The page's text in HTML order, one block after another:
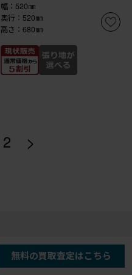
幅：520㎜
奥行：520㎜
高さ：680㎜
2 >
無料の買取査定はこちら